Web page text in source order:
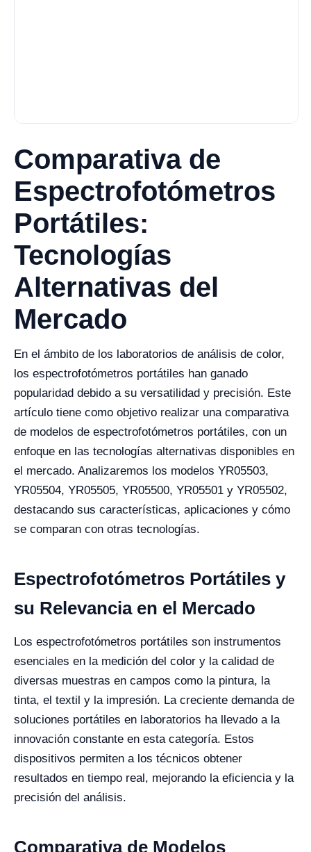
Comparativa de
Espectrofotómetros
Portátiles:
Tecnologías
Alternativas del
Mercado
En el ámbito de los laboratorios de análisis de color,
los espectrofotómetros portátiles han ganado
popularidad debido a su versatilidad y precisión. Este
artículo tiene como objetivo realizar una comparativa
de modelos de espectrofotómetros portátiles, con un
enfoque en las tecnologías alternativas disponibles en
el mercado. Analizaremos los modelos YR05503,
YR05504, YR05505, YR05500, YR05501 y YR05502,
destacando sus características, aplicaciones y cómo
se comparan con otras tecnologías.
Espectrofotómetros Portátiles y
su Relevancia en el Mercado
Los espectrofotómetros portátiles son instrumentos
esenciales en la medición del color y la calidad de
diversas muestras en campos como la pintura, la
tinta, el textil y la impresión. La creciente demanda de
soluciones portátiles en laboratorios ha llevado a la
innovación constante en esta categoría. Estos
dispositivos permiten a los técnicos obtener
resultados en tiempo real, mejorando la eficiencia y la
precisión del análisis.
Comparativa de Modelos